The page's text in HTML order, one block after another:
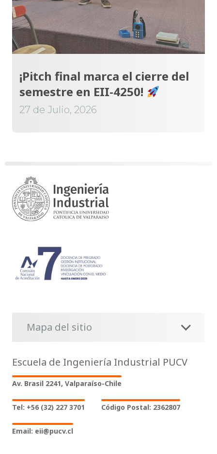
¡Pitch final marca el cierre del
semestre en EII-4250!
27 de Julio, 2026
Mapa del sitio
Escuela de Ingeniería Industrial PUCV
Av. Brasil 2241, Valparaíso-Chile
Tel: +56 (32) 227 3701 Código Postal: 2362807
Email: eii@pucv.cl